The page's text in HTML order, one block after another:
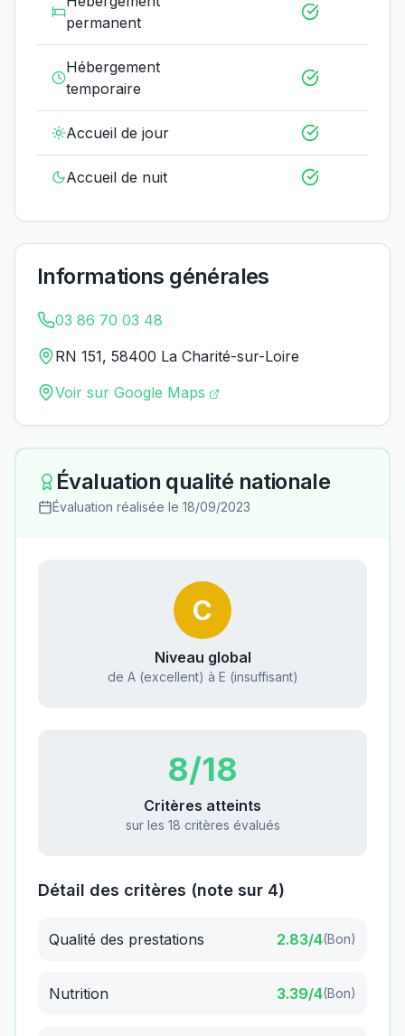
permanent
Hébergement
temporaire
Accueil de jour
Accueil de nuit
Informations générales
03 86 70 03 48
RN 151, 58400 La Charité-sur-Loire
Voir sur Google Maps
Évaluation qualité nationale
Évaluation réalisée le 18/09/2023
C
Niveau global
de A (excellent) à E (insuffisant)
8/18
Critères atteints
sur les 18 critères évalués
Détail des critères (note sur 4)
Qualité des prestations 2.83/4(Bon)
Nutrition 3.39/4(Bon)